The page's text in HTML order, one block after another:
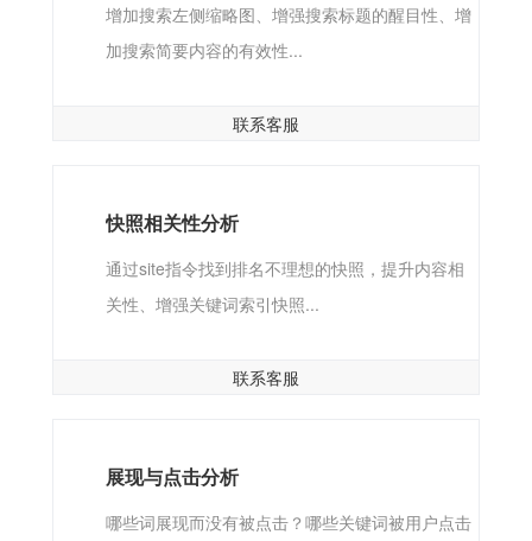
增加搜索左侧缩略图、增强搜索标题的醒目性、增
加搜索简要内容的有效性...
联系客服
快照相关性分析
通过site指令找到排名不理想的快照，提升内容相
关性、增强关键词索引快照...
联系客服
展现与点击分析
哪些词展现而没有被点击？哪些关键词被用户点击